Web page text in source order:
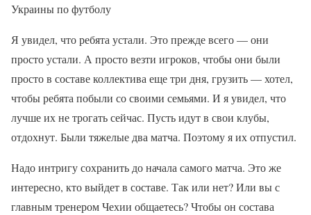
Украины по футболу
Я увидел, что ребята устали. Это прежде всего — они
просто устали. А просто везти игроков, чтобы они были
просто в составе коллектива еще три дня, грузить — хотел,
чтобы ребята побыли со своими семьями. И я увидел, что
лучше их не трогать сейчас. Пусть идут в свои клубы,
отдохнут. Были тяжелые два матча. Поэтому я их отпустил.
Надо интригу сохранить до начала самого матча. Это же
интересно, кто выйдет в составе. Так или нет? Или вы с
главным тренером Чехии общаетесь? Чтобы он состава